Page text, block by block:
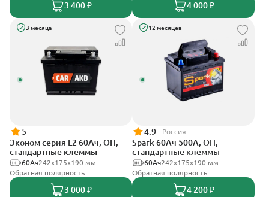
3 400 ₽ 4 000 ₽
3 месяца
5
Эконом серия L2 60Ач, ОП,
стандартные клеммы
242х175х190 мм
60Ач
Обратная полярность
3 000 ₽
12 месяцев
4.9 Россия
Spark 60Ач 500А, ОП,
стандартные клеммы
242х175х190 мм
60Ач
Обратная полярность
4 200 ₽